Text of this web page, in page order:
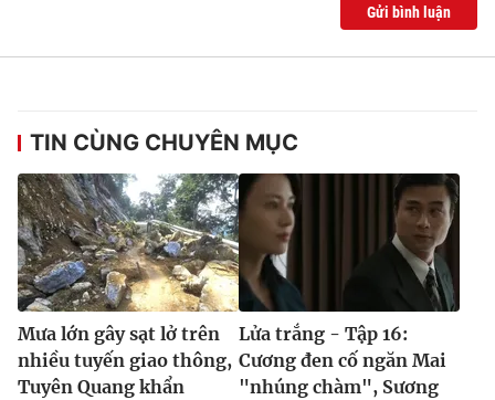
Gửi bình luận
TIN CÙNG CHUYÊN MỤC
Mưa lớn gây sạt lở trên
nhiều tuyến giao thông,
Tuyên Quang khẩn
Lửa trắng - Tập 16:
Cương đen cố ngăn Mai
"nhúng chàm", Sương